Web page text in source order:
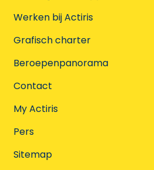
Werken bij Actiris
Grafisch charter
Beroepenpanorama
Contact
My Actiris
Pers
Sitemap